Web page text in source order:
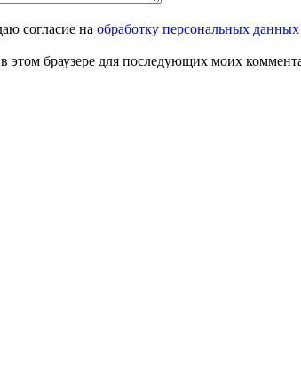
согласие на обработку персональных данных
этом браузере для последующих моих